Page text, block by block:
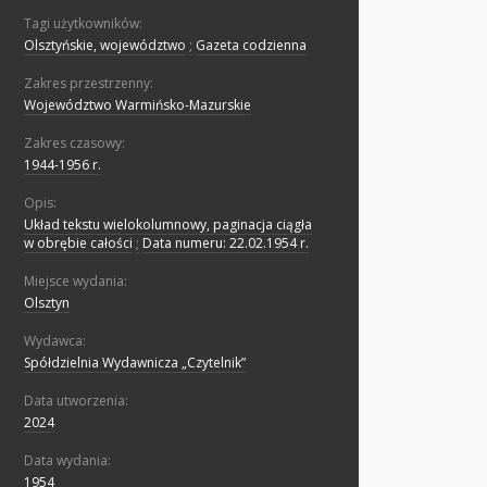
Tagi użytkowników:
Olsztyńskie, województwo ; Gazeta codzienna
Zakres przestrzenny:
Województwo Warmińsko-Mazurskie
Zakres czasowy:
1944-1956 r.
Opis:
Układ tekstu wielokolumnowy, paginacja ciągła
w obrębie całości ; Data numeru: 22.02.1954 r.
Miejsce wydania:
Olsztyn
Wydawca:
Spółdzielnia Wydawnicza „Czytelnik”
Data utworzenia:
2024
Data wydania:
1954